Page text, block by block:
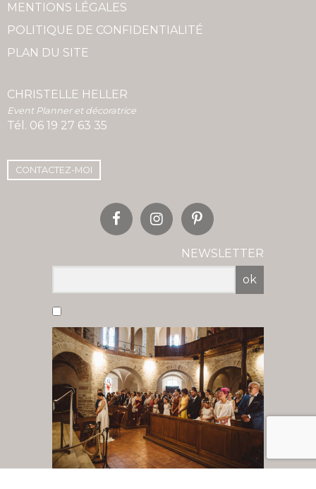
MENTIONS LÉGALES
POLITIQUE DE CONFIDENTIALITÉ
PLAN DU SITE
CHRISTELLE HELLER
Event Planner et décoratrice
Tél. 06 19 27 63 35
CONTACTEZ-MOI
NEWSLETTER
ok